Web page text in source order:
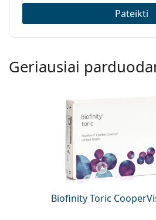
Pateikti
Geriausiai
Biofinity Toric